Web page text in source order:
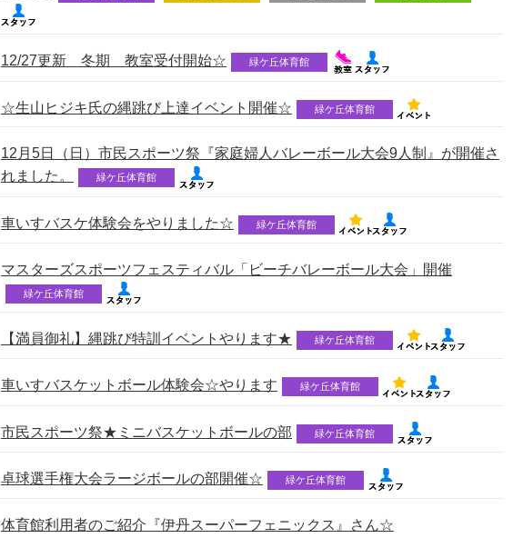
12/27更新 冬期 教室受付開始☆ 緑ケ丘体育館
☆生山ヒジキ氏の縄跳び上達イベント開催☆ 緑ケ丘体育館
12月5日（日）市民スポーツ祭『家庭婦人バレーボール大会9人制』が開催さ
れました。
緑ケ丘体育館
車いすバスケ体験会をやりました☆ 緑ケ丘体育館
マスターズスポーツフェスティバル「ビーチバレーボール大会」開催
緑ケ丘体育館
【満員御礼】縄跳び特訓イベントやります★ 緑ケ丘体育館
車いすバスケットボール体験会☆やります 緑ケ丘体育館
市民スポーツ祭★ミニバスケットボールの部 緑ケ丘体育館
卓球選手権大会ラージボールの部開催☆ 緑ケ丘体育館
体育館利用者のご紹介『伊丹スーパーフェニックス』さん☆